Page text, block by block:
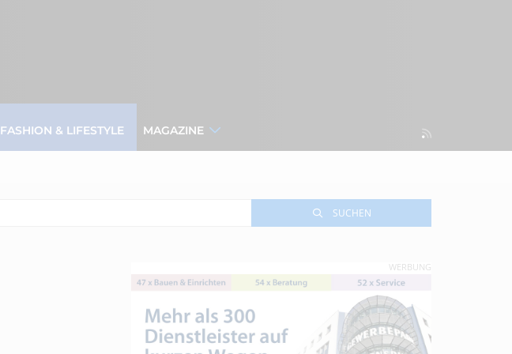
FASHION & LIFESTYLE MAGAZINE
SUCHEN
WERBUNG